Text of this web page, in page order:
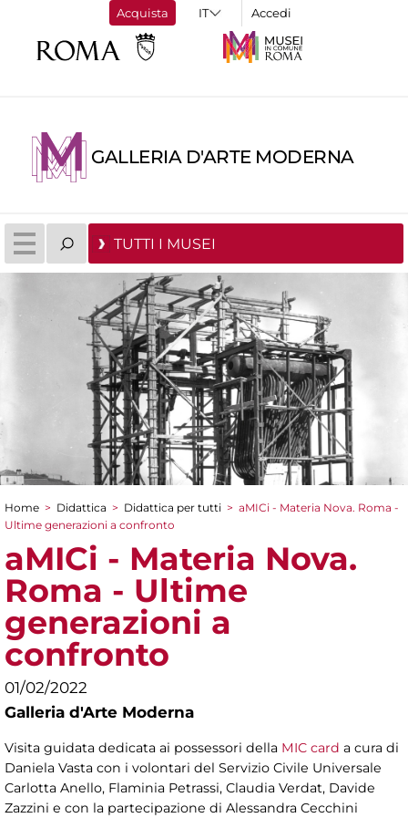
Acquista Accedi
GALLERIA D'ARTE MODERNA
TUTTI I MUSEI
Tu sei qui
Home > Didattica > Didattica per tutti > aMICi - Materia Nova. Roma -
Ultime generazioni a confronto
aMICi - Materia Nova.
Roma - Ultime
generazioni a
confronto
01/02/2022
Galleria d'Arte Moderna
Visita guidata dedicata ai possessori della MIC card a cura di
Daniela Vasta con i volontari del Servizio Civile Universale
Carlotta Anello, Flaminia Petrassi, Claudia Verdat, Davide
Zazzini e con la partecipazione di Alessandra Cecchini